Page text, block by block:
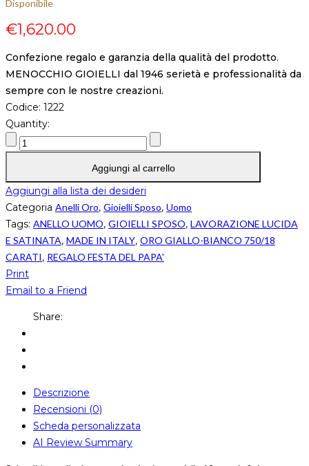
Disponibile
€1,620.00
Confezione regalo e garanzia della qualità del prodotto.
MENOCCHIO GIOIELLI dal 1946 serietà e professionalità da
sempre con le nostre creazioni.
Codice: 1222
Quantity:
Aggiungi al carrello
Aggiungi alla lista dei desideri
Categoria Anelli Oro, Gioielli Sposo, Uomo
Tags: ANELLO UOMO, GIOIELLI SPOSO, LAVORAZIONE LUCIDA
E SATINATA, MADE IN ITALY, ORO GIALLO-BIANCO 750/18
CARATI, REGALO FESTA DEL PAPA'
Print
Email to a Friend
Share:
Descrizione
Recensioni (0)
Scheda personalizzata
AI Review Summary